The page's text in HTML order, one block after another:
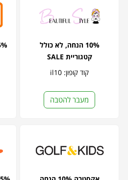
10% הנחה, לא כולל
קטגוריית SALE
קוד קופון: il10
מעבר להטבה
5% הנחה על